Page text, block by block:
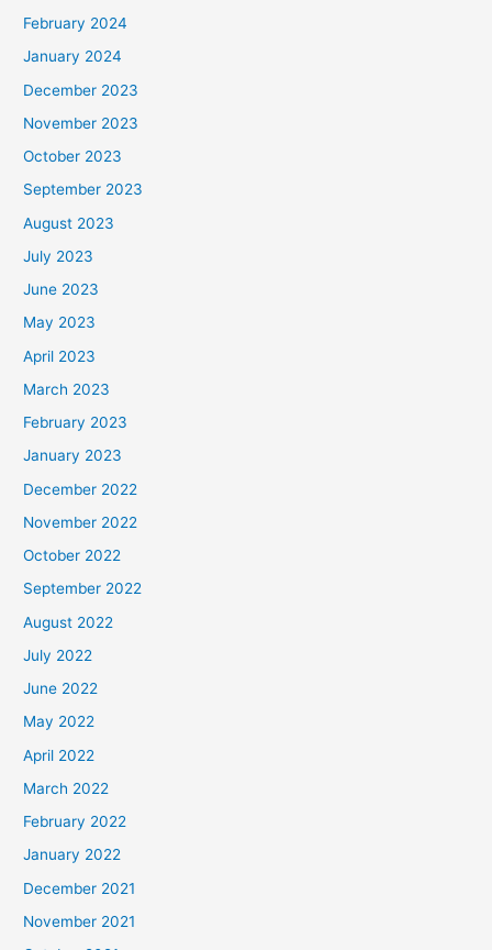
February 2024
January 2024
December 2023
November 2023
October 2023
September 2023
August 2023
July 2023
June 2023
May 2023
April 2023
March 2023
February 2023
January 2023
December 2022
November 2022
October 2022
September 2022
August 2022
July 2022
June 2022
May 2022
April 2022
March 2022
February 2022
January 2022
December 2021
November 2021